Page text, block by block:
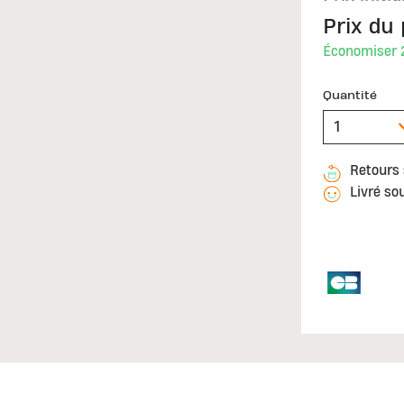
Prix du
Économiser
Quantité
Livré